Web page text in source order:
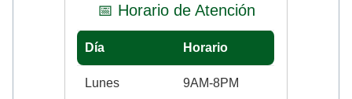
📅 Horario de Atención
Día Horario
Lunes 9AM-8PM